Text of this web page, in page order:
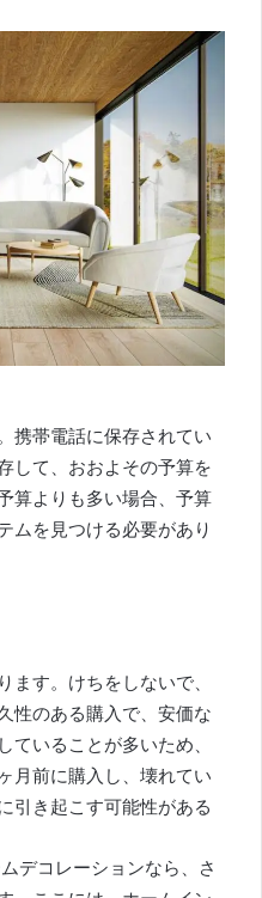
携帯電話に保存されてい
して、おおよその予算を
算よりも多い場合、予算
ムを見つける必要があり
ます。 けちをしないで、
性のある購入で、安価な
いることが多いため、
月前に購入し、壊れてい
引き起こす可能性がある
デコレーションなら、さ